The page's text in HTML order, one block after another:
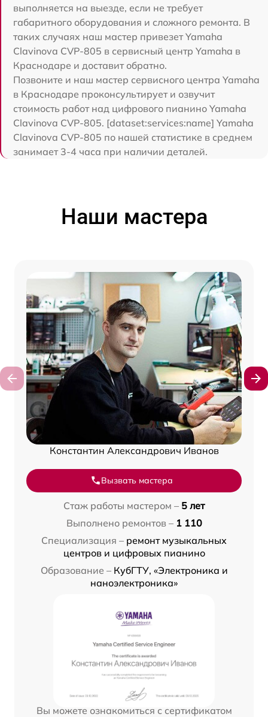
выполняется на выезде, если не требует
габаритного оборудования и сложного ремонта. В
таких случаях наш мастер привезет Yamaha
Clavinova CVP-805 в сервисный центр Yamaha в
Краснодаре и доставит обратно.
Позвоните и наш мастер сервисного центра Yamaha
в Краснодаре проконсультирует и озвучит
стоимость работ над цифрового пианино Yamaha
Clavinova CVP-805. [dataset:services:name] Yamaha
Clavinova CVP-805 по нашей статистике в среднем
занимает 3-4 часа при наличии деталей.
Наши мастера
Константин Александрович Иванов
Вызвать мастера
Стаж работы мастером – 5 лет
Выполнено ремонтов – 1 110
Специализация – ремонт музыкальных
центров и цифровых пианино
Образование – КубГТУ, «Электроника и
наноэлектроника»
Вы можете ознакомиться с сертификатом